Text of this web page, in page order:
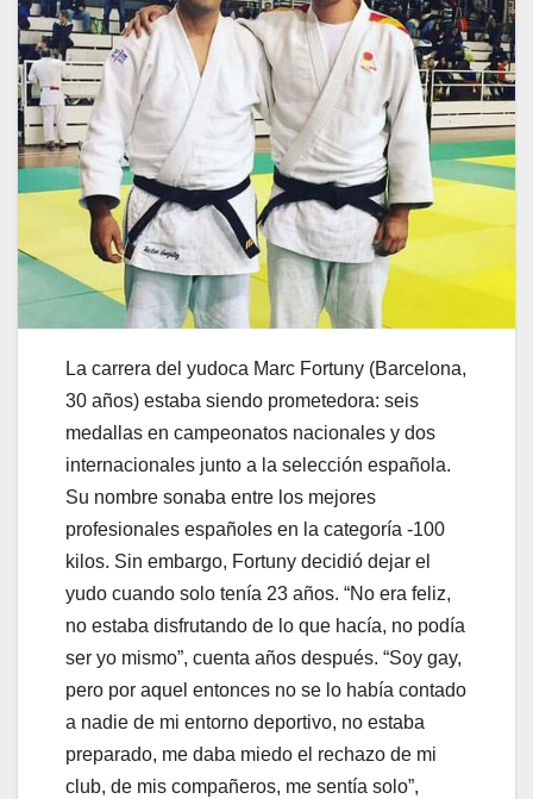
La carrera del yudoca Marc Fortuny (Barcelona,
30 años) estaba siendo prometedora: seis
medallas en campeonatos nacionales y dos
internacionales junto a la selección española.
Su nombre sonaba entre los mejores
profesionales españoles en la categoría -100
kilos. Sin embargo, Fortuny decidió dejar el
yudo cuando solo tenía 23 años. “No era feliz,
no estaba disfrutando de lo que hacía, no podía
ser yo mismo”, cuenta años después. “Soy gay,
pero por aquel entonces no se lo había contado
a nadie de mi entorno deportivo, no estaba
preparado, me daba miedo el rechazo de mi
club, de mis compañeros, me sentía solo”,